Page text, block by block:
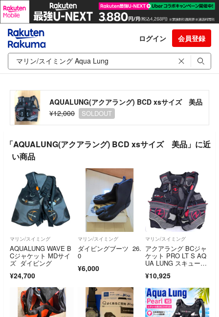
ログイン 会員登録
AQUALUNG(アクアラング) BCD xsサイズ 美品
¥12,000
SOLDOUT
「AQUALUNG(アクアラング) BCD xsサイズ 美品」に近
い商品
マリン/スイミング
AQUALUNG WAVE B
Cジャケット MDサイ
ズ ダイビング
¥24,700
マリン/スイミング
ダイビングブーツ 26.
0
¥6,000
マリン/スイミング
アクアラング BCジャ
ケット PRO LT S AQ
UA LUNG スキューバ
¥10,925